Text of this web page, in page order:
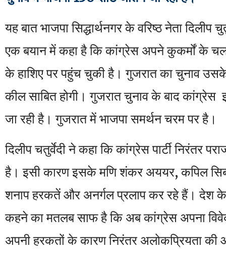
यह बात भाजपा सिद्धार्थनगर के वरिष्ठ नेता दिलीप
एक बयान में कहा है कि कांग्रेस अपने कुकर्मों के
के हाशिए पर पहुंच चुकी है। गुजरात का चुनाव
कील साबित होगी। गुजरात चुनाव के बाद कांग्रेस
जा रही है। गुजरात में भाजपा समर्थन चरम पर है।
दिलीप चतुर्वेदी ने कहा कि कांग्रेस पार्टी निरंतर
है। इसी कारण इसके मणि शंकर अययर, कपिल
शनाप हरकतें और अनर्गल प्रलाप कर रहे हैं। देश के
कहने का मतलब साफ है कि अब कांग्रेस अपना
अपनी हरकतों के कारण निरंतर अलोकप्रियता की